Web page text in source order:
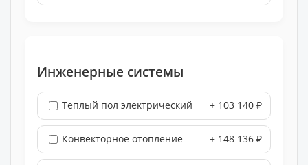
Инженерные системы
Теплый пол электрический + 103 140 ₽
Конвекторное отопление + 148 136 ₽